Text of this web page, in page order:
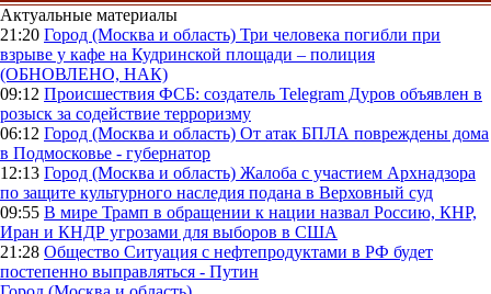
Актуальные материалы
21:20 Город (Москва и область) Три человека погибли при
взрыве у кафе на Кудринской площади – полиция
(ОБНОВЛЕНО, НАК)
09:12 Происшествия ФСБ: создатель Telegram Дуров объявлен в
розыск за содействие терроризму
06:12 Город (Москва и область) От атак БПЛА повреждены дома
в Подмосковье - губернатор
12:13 Город (Москва и область) Жалоба с участием Архнадзора
по защите культурного наследия подана в Верховный суд
09:55 В мире Трамп в обращении к нации назвал Россию, КНР,
Иран и КНДР угрозами для выборов в США
21:28 Общество Ситуация с нефтепродуктами в РФ будет
постепенно выправляться - Путин